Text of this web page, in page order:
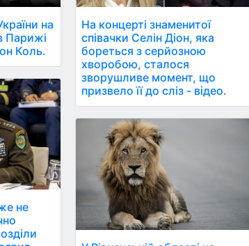
на
Парижі
Коль.
не
На концерті знаменитої
співачки Селін Діон, яка
бореться з серйозною
хворобою, сталося
зворушливе момент, що
призвело її до сліз - відео.